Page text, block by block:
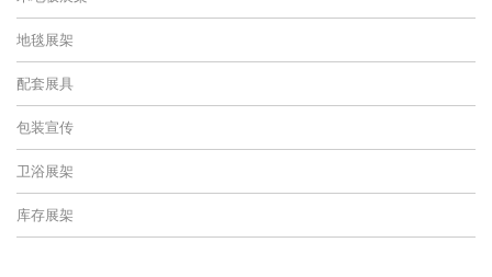
地毯展架
配套展具
包装宣传
卫浴展架
库存展架